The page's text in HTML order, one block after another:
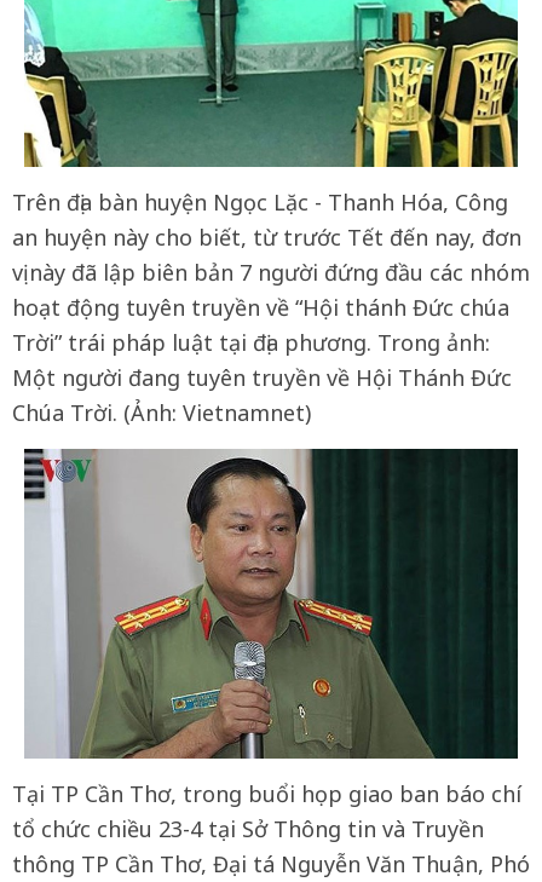
Trên địa bàn huyện Ngọc Lặc - Thanh Hóa, Công
an huyện này cho biết, từ trước Tết đến nay, đơn
vị này đã lập biên bản 7 người đứng đầu các nhóm
hoạt động tuyên truyền về “Hội thánh Đức chúa
Trời” trái pháp luật tại địa phương. Trong ảnh:
Một người đang tuyên truyền về Hội Thánh Đức
Chúa Trời. (Ảnh: Vietnamnet)
Tại TP Cần Thơ, trong buổi họp giao ban báo chí
tổ chức chiều 23-4 tại Sở Thông tin và Truyền
thông TP Cần Thơ, Đại tá Nguyễn Văn Thuận, Phó